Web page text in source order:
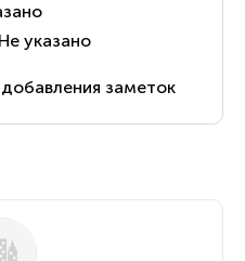
Не указано
заметок